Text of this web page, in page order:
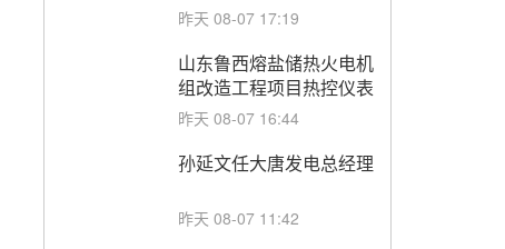
热电熔盐储热调峰调频改
昨天 08-07 17:19
山东鲁西熔盐储热火电机
组改造工程项目热控仪表
成套设备采购
昨天 08-07 16:44
孙延文任大唐发电总经理
昨天 08-07 11:42